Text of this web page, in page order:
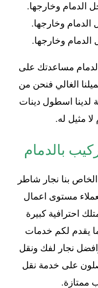
الدمام وخارجها.
وخارجها.
وخارجها.
مساعدتك على
الغالي فنحن من
لدينا اسطول دينات
مثيل له.
بالدمام
بنا نجار شاطر
مستوى اعمال
احترافية كبيرة
يقدم لكم خدمات
نجار لفك ونقل
على خدمة نقل
ممتازة.